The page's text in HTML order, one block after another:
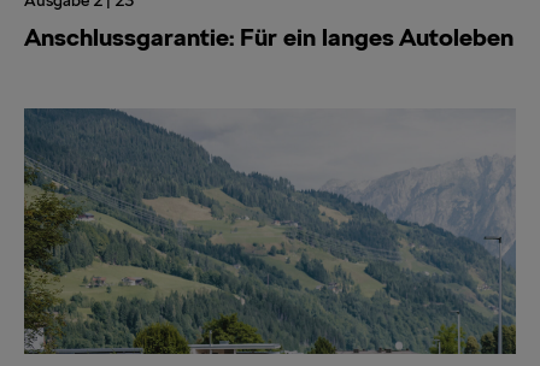
Anschlussgarantie: Für ein langes Autoleben